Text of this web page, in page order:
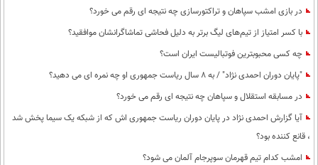
در بازی امشب سپاهان و تراکتورسازی چه نتیجه ای رقم می خورد؟
با کسر امتیاز از تیم‌های لیگ برتر به دلیل فحاشی تماشاگرانشان موافقید؟
چه کسی محبوبترین فوتبالیست ایران است؟
"پایان دوران احمدی نژاد" / به 8 سال ریاست جمهوری او چه نمره ای می دهید؟
در مسابقه استقلال و سپاهان چه نتیجه ای رقم می خورد؟
آیا گزارش احمدی نژاد در پایان دوران ریاست جمهوری اش که از شبکه یک سیما پخش شد
، قانع کننده بود؟
امشب کدام تیم قهرمان سوپرجام آلمان می شود؟